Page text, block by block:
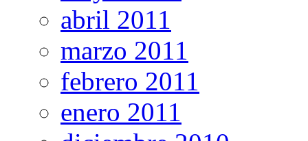
abril 2011
marzo 2011
febrero 2011
enero 2011